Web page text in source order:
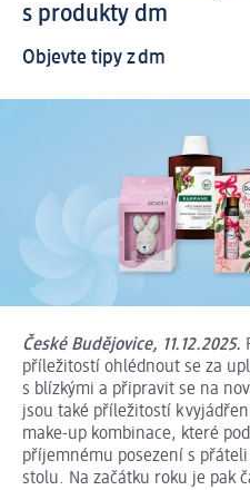
s produkty dm
Objevte tipy z dm
České Budějovice, 11.12.2025.
příležitostí ohlédnout se za
s blízkými a připravit se na
jsou také příležitostí k
make-up kombinace, které
příjemnému posezení s
stolu. Na začátku roku je pak